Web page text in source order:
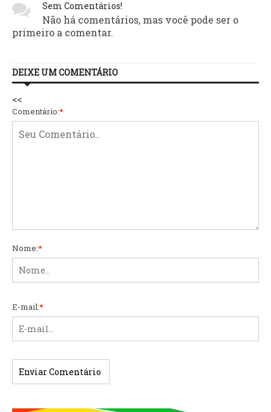
Sem Comentários!
Não há comentários, mas você pode ser o
primeiro a comentar.
DEIXE UM COMENTÁRIO
<<
Comentário:*
Nome:*
E-mail:*